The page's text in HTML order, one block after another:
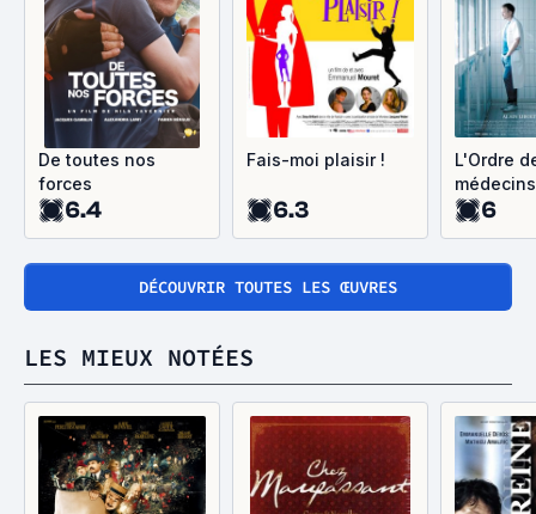
De toutes nos
forces
6.4
Fais-moi plaisir !
6.3
L'Ordre
médecins
6
DÉCOUVRIR TOUTES LES ŒUVRES
LES MIEUX NOTÉES